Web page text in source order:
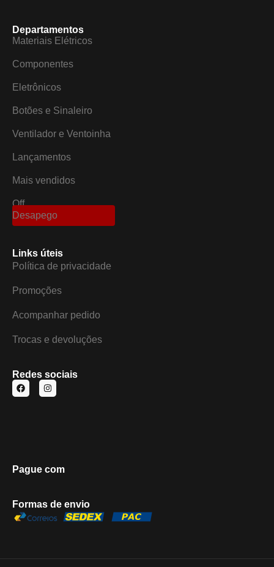
Departamentos
Materiais Elétricos
Componentes
Eletrônicos
Botões e Sinaleiro
Ventilador e Ventoinha
Lançamentos
Mais vendidos
Off
Desapego
Links úteis
Política de privacidade
Promoções
Acompanhar pedido
Trocas e devoluções
Redes sociais
Pague com
Formas de envio